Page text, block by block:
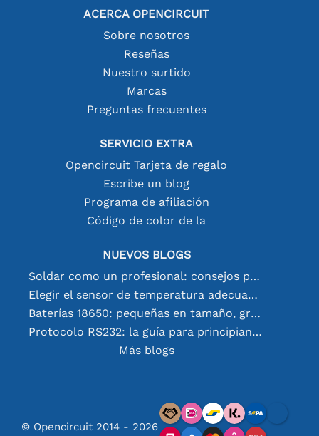
ACERCA OPENCIRCUIT
Sobre nosotros
Reseñas
Nuestro surtido
Marcas
Preguntas frecuentes
SERVICIO EXTRA
Opencircuit Tarjeta de regalo
Escribe un blog
Programa de afiliación
Código de color de la
NUEVOS BLOGS
Soldar como un profesional: consejos para conexiones electrónicas perfectas
Elegir el sensor de temperatura adecuado [youtube]
Baterías 18650: pequeñas en tamaño, grandes en rendimiento
Protocolo RS232: la guía para principiantes
Más blogs
© Opencircuit 2014 - 2026